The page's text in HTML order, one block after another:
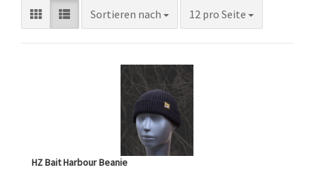
Sortieren nach 12 pro Seite
HZ Bait Harbour Beanie